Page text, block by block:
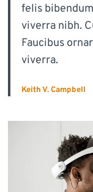
felis
viverra nibh.
Faucibus
viverra.
Keith V. Campbell